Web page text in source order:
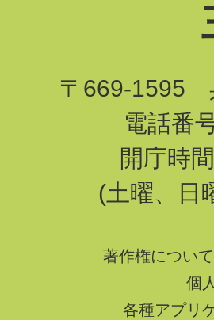
〒669-1595
電話番
開庁時
(土曜、日
著作権について
個
各種アプリ